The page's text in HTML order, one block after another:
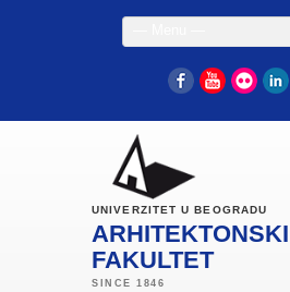
FacebookYouTube
Flickr
UNIVERZITET U BEOGRADU
ARHITEKTONSKI
FAKULTET